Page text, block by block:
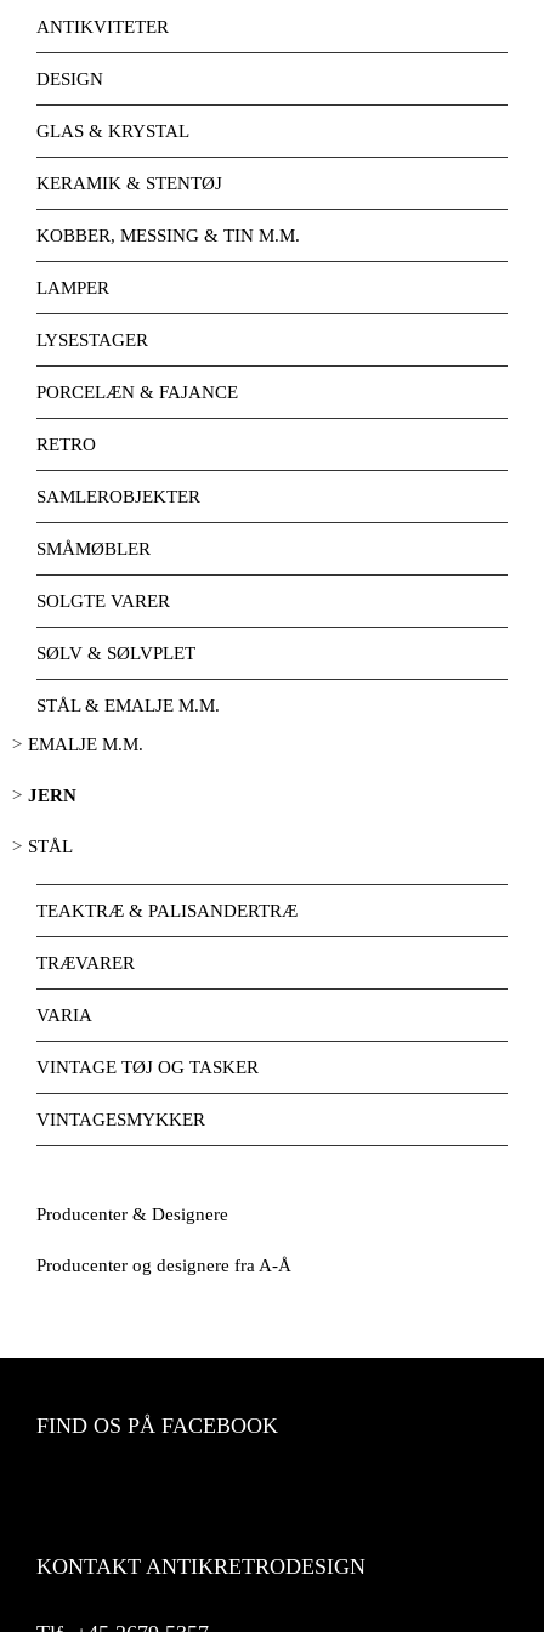
ANTIKVITETER
DESIGN
GLAS & KRYSTAL
KERAMIK & STENTØJ
KOBBER, MESSING & TIN M.M.
LAMPER
LYSESTAGER
PORCELÆN & FAJANCE
RETRO
SAMLEROBJEKTER
SMÅMØBLER
SOLGTE VARER
SØLV & SØLVPLET
STÅL & EMALJE M.M.
EMALJE M.M.
JERN
STÅL
TEAKTRÆ & PALISANDERTRÆ
TRÆVARER
VARIA
VINTAGE TØJ OG TASKER
VINTAGESMYKKER
Producenter & Designere
Producenter og designere fra A-Å
FIND OS PÅ FACEBOOK
KONTAKT ANTIKRETRODESIGN